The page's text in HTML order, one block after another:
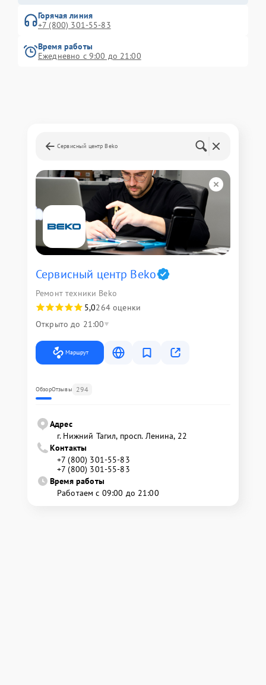
Горячая линия
+7 (800) 301-55-83
Время работы
Ежедневно с 9:00 до 21:00
Сервисный центр Beko
Сервисный центр Beko
Ремонт техники Beko
5,0264 оценки
Открыто до 21:00
Маршрут
ОбзорОтзывы 294
Адрес
г. Нижний Тагил, просп. Ленина, 22
Контакты
+7 (800) 301-55-83
+7 (800) 301-55-83
Время работы
Работаем с 09:00 до 21:00